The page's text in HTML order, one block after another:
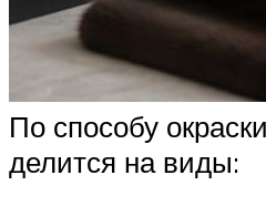
По способу
делится на виды: